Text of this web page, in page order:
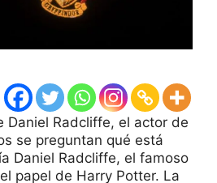
Daniel Radcliffe, el actor de
se preguntan qué está
Daniel Radcliffe, el famoso
papel de Harry Potter. La